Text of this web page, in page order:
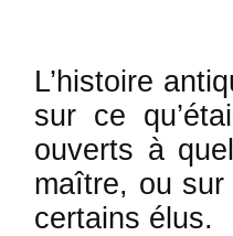
L’histoire
sur ce
ouverts à
maî­tre, ou sur
­certains élus.